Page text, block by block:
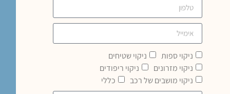
ניקוי ספות
ניקוי שטיחים
ניקוי מזרונים
ניקוי ריפודים
ניקוי מושבים של רכב
כללי